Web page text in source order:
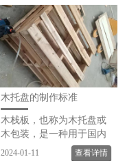
木托盘的制作标准
木栈板，也称为木托盘或
木包装，是一种用于国内
外货物运输和储存的重要
物流设备。作为一种常用
2024-01-11 查看详情